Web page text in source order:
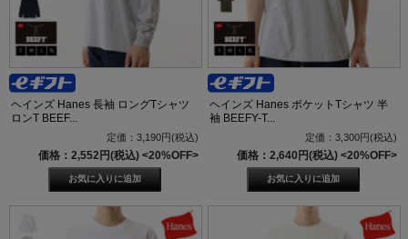
ヘインズ Hanes 長袖 ロングTシャツ
ロンT BEEF...
定価：3,190円(税込)
価格：2,552円(税込) <20%OFF>
ヘインズ Hanes ポケットTシャツ 半
袖 BEEFY-T...
定価：3,300円(税込)
価格：2,640円(税込) <20%OFF>